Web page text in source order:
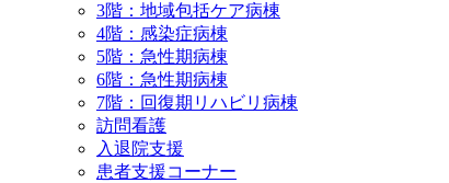
3階：地域包括ケア病棟
4階：感染症病棟
5階：急性期病棟
6階：急性期病棟
7階：回復期リハビリ病棟
訪問看護
入退院支援
患者支援コーナー